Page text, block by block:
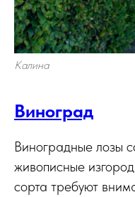
Калина
Виноград
Виноградные лозы
живописные
сорта требуют